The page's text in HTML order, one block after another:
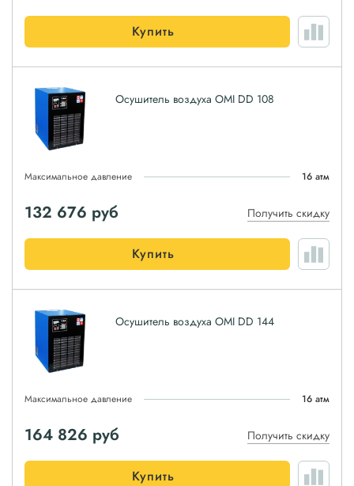
Купить
Осушитель воздуха OMI DD 108
Максимальное давление 16 атм
132 676 руб Получить скидку
Купить
Осушитель воздуха OMI DD 144
Максимальное давление 16 атм
164 826 руб Получить скидку
Купить